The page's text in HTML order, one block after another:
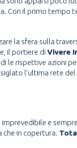
Con il primo
la sfera sulla
il portiere di Vivere
le rispettive azioni
siglato l’ultima rete
e
che in copertura.